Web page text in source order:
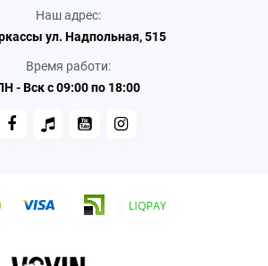
Наш адрес:
ул. Надпольная, 515
Время работи:
- Вск с 09:00 по 18:00